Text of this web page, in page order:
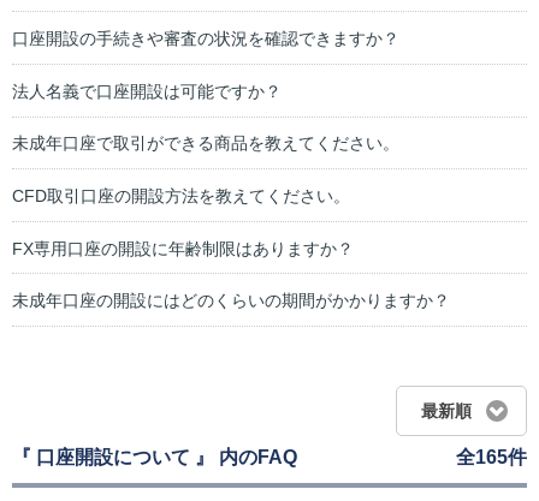
口座開設の手続きや審査の状況を確認できますか？
法人名義で口座開設は可能ですか？
未成年口座で取引ができる商品を教えてください。
CFD取引口座の開設方法を教えてください。
FX専用口座の開設に年齢制限はありますか？
未成年口座の開設にはどのくらいの期間がかかりますか？
最新順
『 口座開設について 』 内のFAQ 全165件